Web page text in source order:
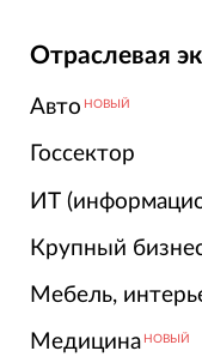
Отраслевая
Авто НОВЫЙ
Госсектор
ИТ
Крупный
Мебель,
Медицина НОВЫЙ